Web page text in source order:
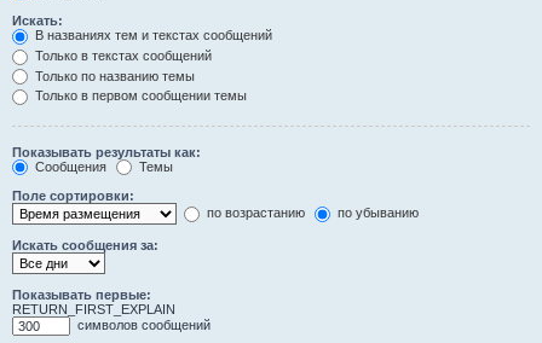
Искать:
В названиях тем и текстах сообщений
Только в текстах сообщений
Только по названию темы
Только в первом сообщении темы
Показывать результаты как:
Сообщения
Темы
Поле сортировки:
по возрастанию
по убыванию
Искать сообщения за:
Показывать первые:
RETURN_FIRST_EXPLAIN
символов сообщений